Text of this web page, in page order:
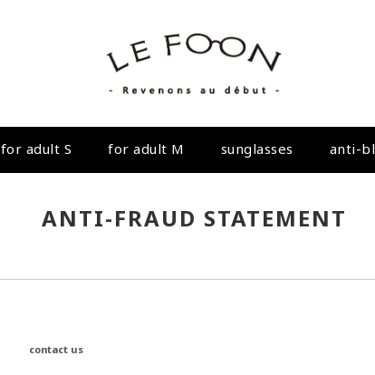
for adult S for adult M sunglasses anti-
ANTI-FRAUD STATEMENT
contact us